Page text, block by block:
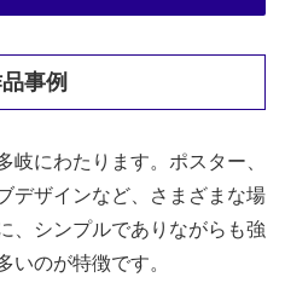
事例
岐にわたります。ポスター、
デザインなど、さまざまな場
、シンプルでありながらも強
いのが特徴です。